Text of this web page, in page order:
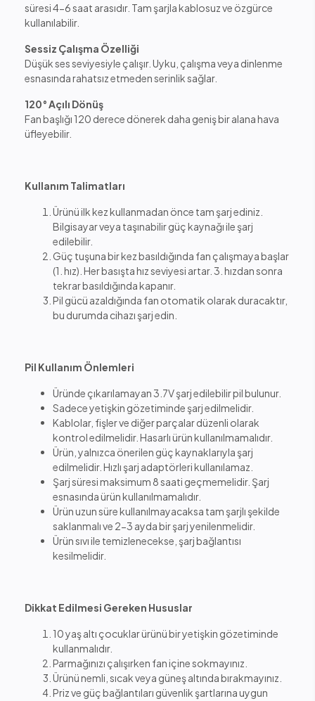
süresi 4-6 saat arasıdır. Tam şarjla kablosuz ve özgürce
kullanılabilir.
Sessiz Çalışma Özelliği
Düşük ses seviyesiyle çalışır. Uyku, çalışma veya dinlenme
esnasında rahatsız etmeden serinlik sağlar.
120° Açılı Dönüş
Fan başlığı 120 derece dönerek daha geniş bir alana hava
üfleyebilir.
Kullanım Talimatları
Ürünü ilk kez kullanmadan önce tam şarj ediniz.
Bilgisayar veya taşınabilir güç kaynağı ile şarj
edilebilir.
Güç tuşuna bir kez basıldığında fan çalışmaya başlar
(1. hız). Her basışta hız seviyesi artar. 3. hızdan sonra
tekrar basıldığında kapanır.
Pil gücü azaldığında fan otomatik olarak duracaktır,
bu durumda cihazı şarj edin.
Pil Kullanım Önlemleri
Üründe çıkarılamayan 3.7V şarj edilebilir pil bulunur.
Sadece yetişkin gözetiminde şarj edilmelidir.
Kablolar, fişler ve diğer parçalar düzenli olarak
kontrol edilmelidir. Hasarlı ürün kullanılmamalıdır.
Ürün, yalnızca önerilen güç kaynaklarıyla şarj
edilmelidir. Hızlı şarj adaptörleri kullanılamaz.
Şarj süresi maksimum 8 saati geçmemelidir. Şarj
esnasında ürün kullanılmamalıdır.
Ürün uzun süre kullanılmayacaksa tam şarjlı şekilde
saklanmalı ve 2-3 ayda bir şarj yenilenmelidir.
Ürün sıvı ile temizlenecekse, şarj bağlantısı
kesilmelidir.
Dikkat Edilmesi Gereken Hususlar
10 yaş altı çocuklar ürünü bir yetişkin gözetiminde
kullanmalıdır.
Parmağınızı çalışırken fan içine sokmayınız.
Ürünü nemli, sıcak veya güneş altında bırakmayınız.
Priz ve güç bağlantıları güvenlik şartlarına uygun